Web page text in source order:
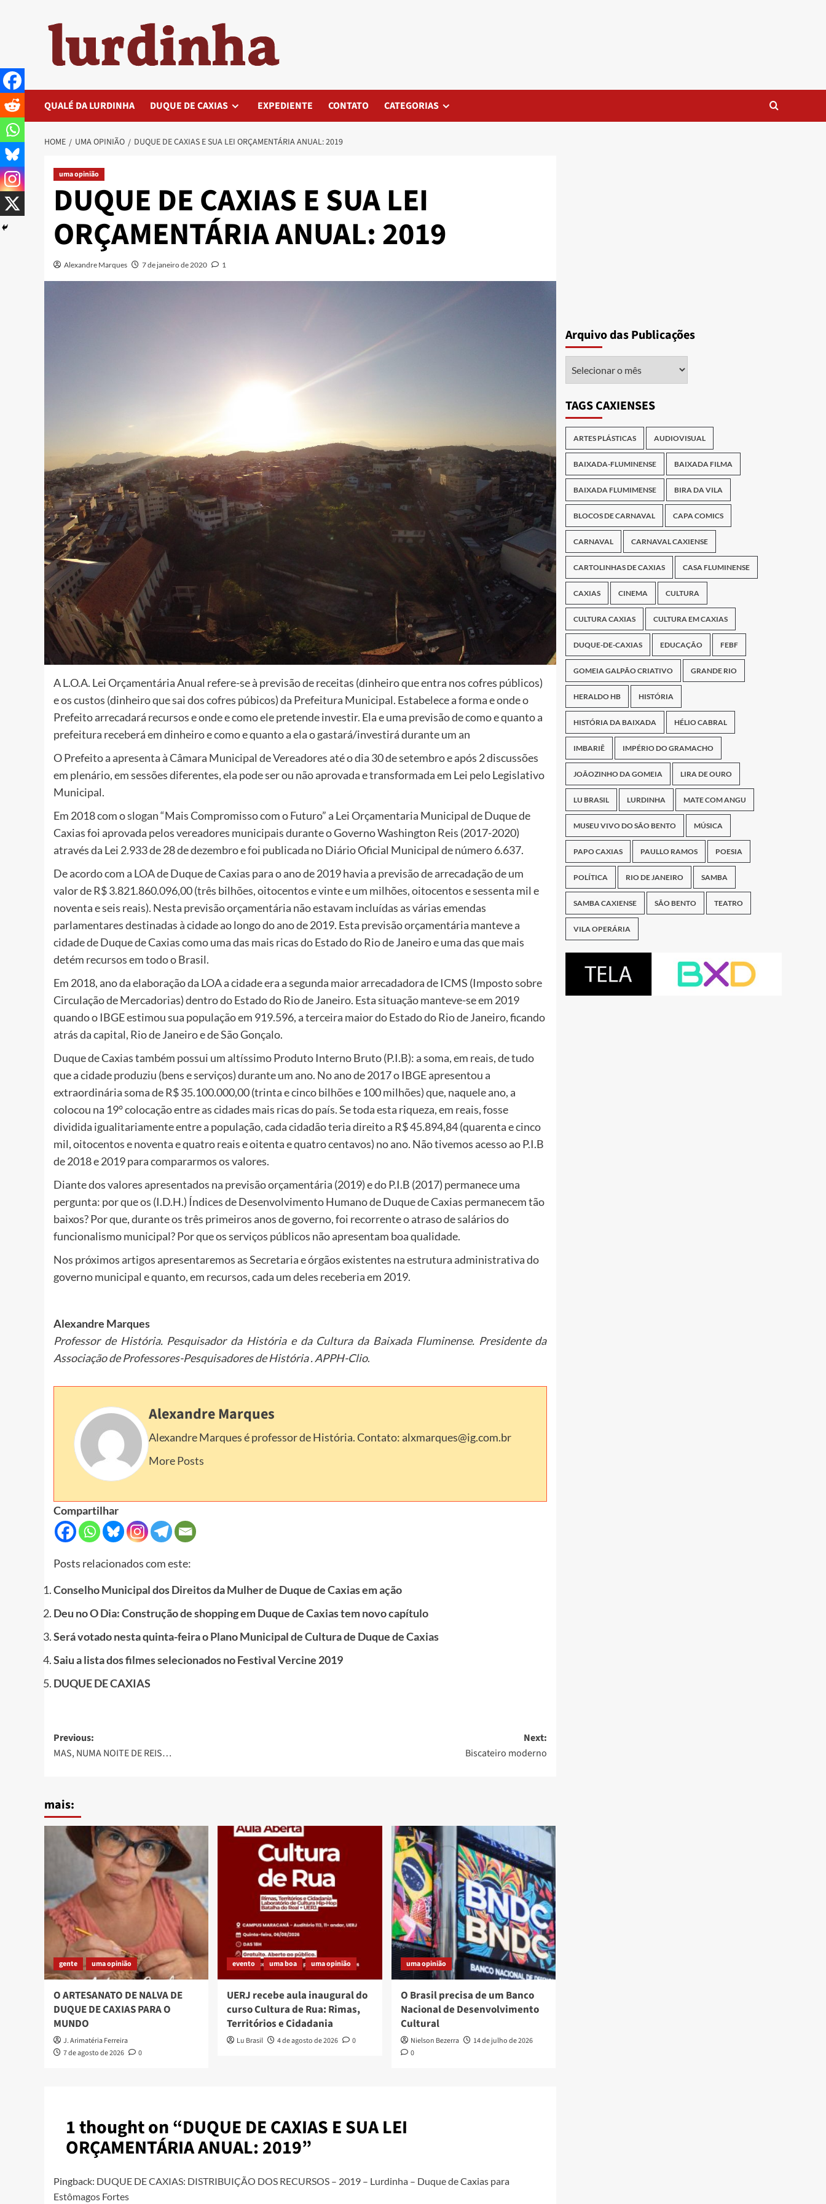
QUALÉ DA LURDINHA DUQUE DE CAXIAS EXPEDIENTE CONTATO CATEGORIAS
HOME UMA OPINIÃO DUQUE DE CAXIAS E SUA LEI ORÇAMENTÁRIA ANUAL: 2019
uma opinião
DUQUE DE CAXIAS E SUA LEI
ORÇAMENTÁRIA ANUAL: 2019
Alexandre Marques 7 de janeiro de 2020 1
A L.O.A. Lei Orçamentária Anual refere-se à previsão de receitas (dinheiro que entra nos cofres públicos)
e os custos (dinheiro que sai dos cofres púbicos) da Prefeitura Municipal. Estabelece a forma e onde o
Prefeito arrecadará recursos e onde e como ele pretende investir. Ela e uma previsão de como e quanto a
prefeitura receberá em dinheiro e como e quanto a ela o gastará/investirá durante um an
O Prefeito a apresenta à Câmara Municipal de Vereadores até o dia 30 de setembro e após 2 discussões
em plenário, em sessões diferentes, ela pode ser ou não aprovada e transformada em Lei pelo Legislativo
Municipal.
Em 2018 com o slogan “Mais Compromisso com o Futuro” a Lei Orçamentaria Municipal de Duque de
Caxias foi aprovada pelos vereadores municipais durante o Governo Washington Reis (2017-2020)
através da Lei 2.933 de 28 de dezembro e foi publicada no Diário Oficial Municipal de número 6.637.
De acordo com a LOA de Duque de Caxias para o ano de 2019 havia a previsão de arrecadação de um
valor de R$ 3.821.860.096,00 (três bilhões, oitocentos e vinte e um milhões, oitocentos e sessenta mil e
noventa e seis reais). Nesta previsão orçamentária não estavam incluídas as várias emendas
parlamentares destinadas à cidade ao longo do ano de 2019. Esta previsão orçamentária manteve a
cidade de Duque de Caxias como uma das mais ricas do Estado do Rio de Janeiro e uma das que mais
detém recursos em todo o Brasil.
Em 2018, ano da elaboração da LOA a cidade era a segunda maior arrecadadora de ICMS (Imposto sobre
Circulação de Mercadorias) dentro do Estado do Rio de Janeiro. Esta situação manteve-se em 2019
quando o IBGE estimou sua população em 919.596, a terceira maior do Estado do Rio de Janeiro, ficando
atrás da capital, Rio de Janeiro e de São Gonçalo.
Duque de Caxias também possui um altíssimo Produto Interno Bruto (P.I.B): a soma, em reais, de tudo
que a cidade produziu (bens e serviços) durante um ano. No ano de 2017 o IBGE apresentou a
extraordinária soma de R$ 35.100.000,00 (trinta e cinco bilhões e 100 milhões) que, naquele ano, a
colocou na 19° colocação entre as cidades mais ricas do país. Se toda esta riqueza, em reais, fosse
dividida igualitariamente entre a população, cada cidadão teria direito a R$ 45.894,84 (quarenta e cinco
mil, oitocentos e noventa e quatro reais e oitenta e quatro centavos) no ano. Não tivemos acesso ao P.I.B
de 2018 e 2019 para compararmos os valores.
Diante dos valores apresentados na previsão orçamentária (2019) e do P.I.B (2017) permanece uma
pergunta: por que os (I.D.H.) Índices de Desenvolvimento Humano de Duque de Caxias permanecem tão
baixos? Por que, durante os três primeiros anos de governo, foi recorrente o atraso de salários do
funcionalismo municipal? Por que os serviços públicos não apresentam boa qualidade.
Nos próximos artigos apresentaremos as Secretaria e órgãos existentes na estrutura administrativa do
governo municipal e quanto, em recursos, cada um deles receberia em 2019.
Alexandre Marques
Professor de História. Pesquisador da História e da Cultura da Baixada Fluminense. Presidente da
Associação de Professores-Pesquisadores de História . APPH-Clio.
Alexandre Marques
Alexandre Marques é professor de História. Contato: alxmarques@ig.com.br
More Posts
Compartilhar
Posts relacionados com este:
Conselho Municipal dos Direitos da Mulher de Duque de Caxias em ação
Deu no O Dia: Construção de shopping em Duque de Caxias tem novo capítulo
Será votado nesta quinta-feira o Plano Municipal de Cultura de Duque de Caxias
Saiu a lista dos filmes selecionados no Festival Vercine 2019
DUQUE DE CAXIAS
Post
navigation
Previous:
MAS, NUMA NOITE DE REIS…
Next:
Biscateiro moderno
mais:
gente uma opinião
O ARTESANATO DE NALVA DE
DUQUE DE CAXIAS PARA O
MUNDO
J. Arimatéria Ferreira
7 de agosto de 2026
0
evento uma boa uma opinião
UERJ recebe aula inaugural do
curso Cultura de Rua: Rimas,
Territórios e Cidadania
Lu Brasil 4 de agosto de 2026 0
uma opinião
O Brasil precisa de um Banco
Nacional de Desenvolvimento
Cultural
Nielson Bezerra
14 de julho de 2026
0
1 thought on “DUQUE DE CAXIAS E SUA LEI
ORÇAMENTÁRIA ANUAL: 2019”
Pingback: DUQUE DE CAXIAS: DISTRIBUIÇÃO DOS RECURSOS – 2019 – Lurdinha – Duque de Caxias para
Estômagos Fortes
Arquivo das Publicações
TAGS CAXIENSES
ARTES PLÁSTICAS AUDIOVISUAL
BAIXADA-FLUMINENSE BAIXADA FILMA
BAIXADA FLUMIMENSE BIRA DA VILA
BLOCOS DE CARNAVAL CAPA COMICS
CARNAVAL CARNAVAL CAXIENSE
CARTOLINHAS DE CAXIAS CASA FLUMINENSE
CAXIAS CINEMA CULTURA
CULTURA CAXIAS CULTURA EM CAXIAS
DUQUE-DE-CAXIAS EDUCAÇÃO FEBF
GOMEIA GALPÃO CRIATIVO GRANDE RIO
HERALDO HB HISTÓRIA
HISTÓRIA DA BAIXADA HÉLIO CABRAL
IMBARIÊ IMPÉRIO DO GRAMACHO
JOÃOZINHO DA GOMEIA LIRA DE OURO
LU BRASIL LURDINHA MATE COM ANGU
MUSEU VIVO DO SÃO BENTO MÚSICA
PAPO CAXIAS PAULLO RAMOS POESIA
POLÍTICA RIO DE JANEIRO SAMBA
SAMBA CAXIENSE SÃO BENTO TEATRO
VILA OPERÁRIA